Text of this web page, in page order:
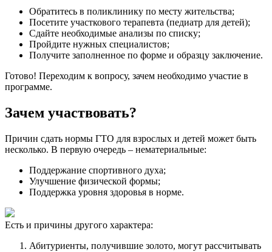
Обратитесь в поликлинику по месту жительства;
Посетите участкового терапевта (педиатр для детей);
Сдайте необходимые анализы по списку;
Пройдите нужных специалистов;
Получите заполненное по форме и образцу заключение.
Готово! Переходим к вопросу, зачем необходимо участие в
программе.
Зачем участвовать?
Причин сдать нормы ГТО для взрослых и детей может быть
несколько. В первую очередь – нематериальные:
Поддержание спортивного духа;
Улучшение физической формы;
Поддержка уровня здоровья в норме.
Есть и причины другого характера:
Абитуриенты, получившие золото, могут рассчитывать